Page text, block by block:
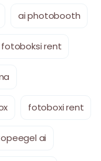
ai photobooth
fotoboksi rent
fotoboxi rent
ai